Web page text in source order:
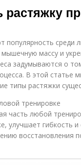
популярность среди
массу и
задумываются о
В этой статье
типы растяжки
тренировке
часть любой
улучшает гибкость
восстановления